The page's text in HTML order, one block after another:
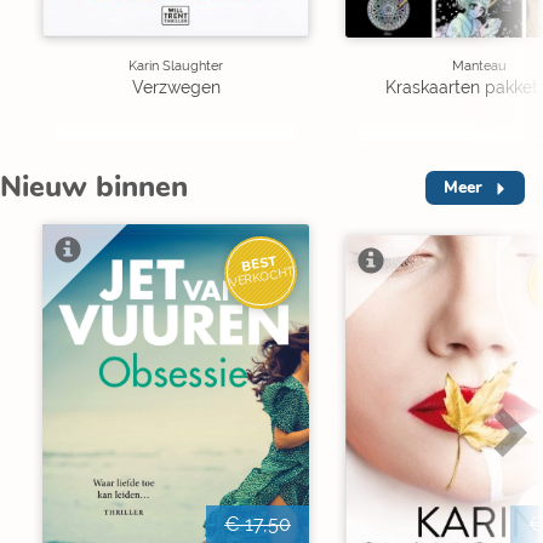
Karin Slaughter
Verzwegen
Manteau
Kraskaarten pakket
Nieuw binnen Meer
BEST
VERKOCHT
€ 17,50